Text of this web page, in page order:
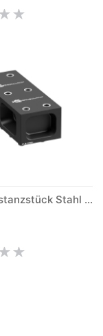
Doppeldistanzstück Stahl Raster 40mm